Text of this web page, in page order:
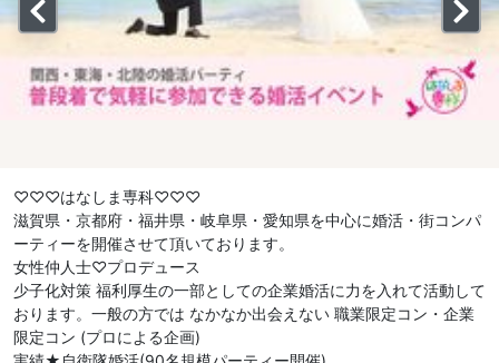
♡♡♡はなしま専科♡♡♡
滋賀県・京都府・福井県・岐阜県・愛知県を中心に婚活・街コンパ
ーティーを開催させて頂いております。
女性仲人士♡プロデュース
少子化対策 福利厚生の一部としての企業婚活に力を入れて活動して
おります。一般の方では なかなか出会えない 職業限定コン・企業
限定コン (プロによる企画)